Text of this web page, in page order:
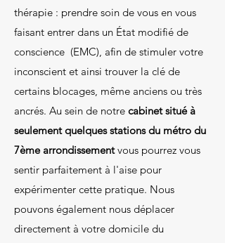
thérapie : prendre soin de vous en vous
faisant entrer dans un État modifié de
conscience (EMC), afin de stimuler votre
inconscient et ainsi trouver la clé de
certains blocages, même anciens ou très
ancrés. Au sein de notre cabinet situé à
seulement quelques stations du métro du
7ème arrondissementvous pourrez vous
sentir parfaitement à l'aise pour
expérimenter cette pratique. Nous
pouvons également nous déplacer
directement à votre domicile du